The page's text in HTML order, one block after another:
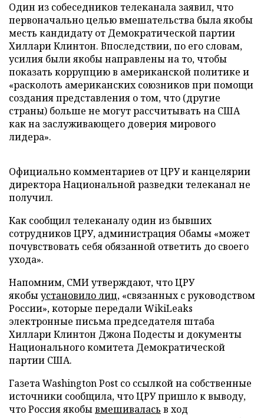
Один из собеседников телеканала заявил, что
первоначально целью вмешательства была якобы
месть кандидату от Демократической партии
Хиллари Клинтон. Впоследствии, по его словам,
усилия были якобы направлены на то, чтобы
показать коррупцию в американской политике и
«расколоть американских союзников при помощи
создания представления о том, что (другие
страны) больше не могут рассчитывать на США
как на заслуживающего доверия мирового
лидера».
Официально комментариев от ЦРУ и канцелярии
директора Национальной разведки телеканал не
получил.
Как сообщил телеканалу один из бывших
сотрудников ЦРУ, администрация Обамы «может
почувствовать себя обязанной ответить до своего
ухода».
Напомним, СМИ утверждают, что ЦРУ
якобыустановило лиц, «связанных с руководством
России», которые передали WikiLeaks
электронные письма председателя штаба
Хиллари Клинтон Джона Подесты и документы
Национального комитета Демократической
партии США.
Газета Washington Post со ссылкой на собственные
источники сообщила, что ЦРУ пришло к выводу,
что Россия якобывмешивалась в ход